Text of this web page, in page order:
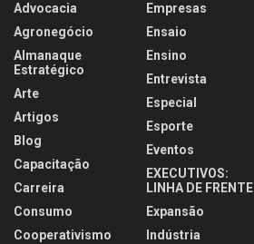
Advocacia
Agronegócio
Almanaque
Estratégico
Arte
Artigos
Blog
Capacitação
Carreira
Consumo
Cooperativismo
Empresas
Ensaio
Ensino
Entrevista
Especial
Esporte
Eventos
EXECUTIVOS:
LINHA DE FRENTE
Expansão
Indústria